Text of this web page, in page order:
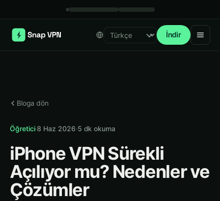
Select language İndir
Bloga dön
Öğretici·8 Haz 2026·5 dk okuma
iPhone VPN Sürekli
Açılıyor mu? Nedenler ve
Çözümler